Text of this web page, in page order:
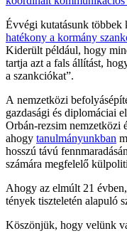
Évvégi kutatásunk többek
hatékony a kormány
Kiderült például, hogy
tartja azt a fals állítást,
a szankciókat”.
A nemzetközi
gazdasági és diplomáciai
Orbán-rezsim nemzetközi
ahogy tanulmányunkban
hosszú távú
számára megfelelő
Ahogy az elmúlt 21
tények tiszteletén alapuló
Köszönjük, hogy velünk